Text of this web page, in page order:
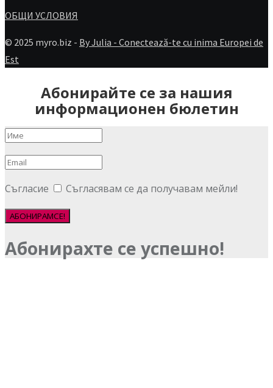
ОБЩИ УСЛОВИЯ
© 2025 myro.biz - By Julia - Conectează-te cu inima Europei de
Est
Абонирайте се за нашия
информационен бюлетин
Съгласие Съгласявам се да получавам мейли!
АБОНИРАМСЕ!
Абонирахте се успешно!